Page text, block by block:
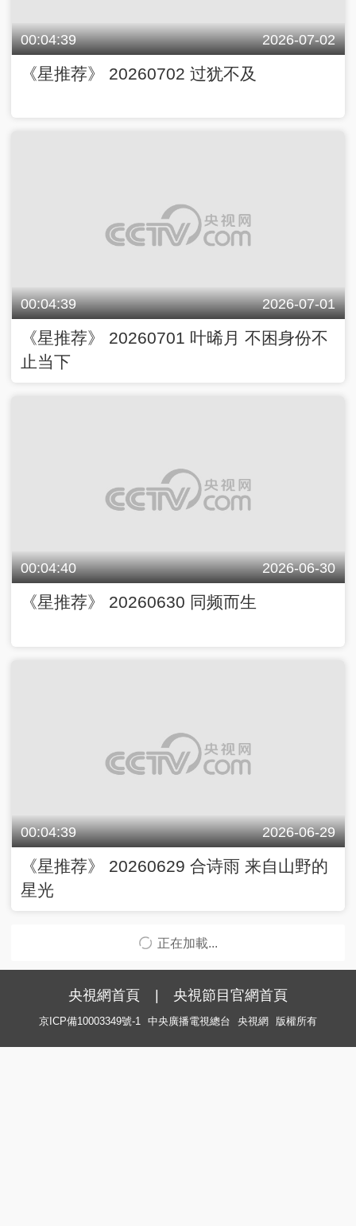
00:04:39 2026-07-02
《星推荐》 20260702 过犹不及
00:04:39 2026-07-01
《星推荐》 20260701 叶晞月 不困身份不
止当下
00:04:40 2026-06-30
《星推荐》 20260630 同频而生
00:04:39 2026-06-29
《星推荐》 20260629 合诗雨 来自山野的
星光
正在加載...
央視網首頁 | 央視節目官網首頁
京ICP備10003349號-1 中央廣播電視總台 央視網 版權所有